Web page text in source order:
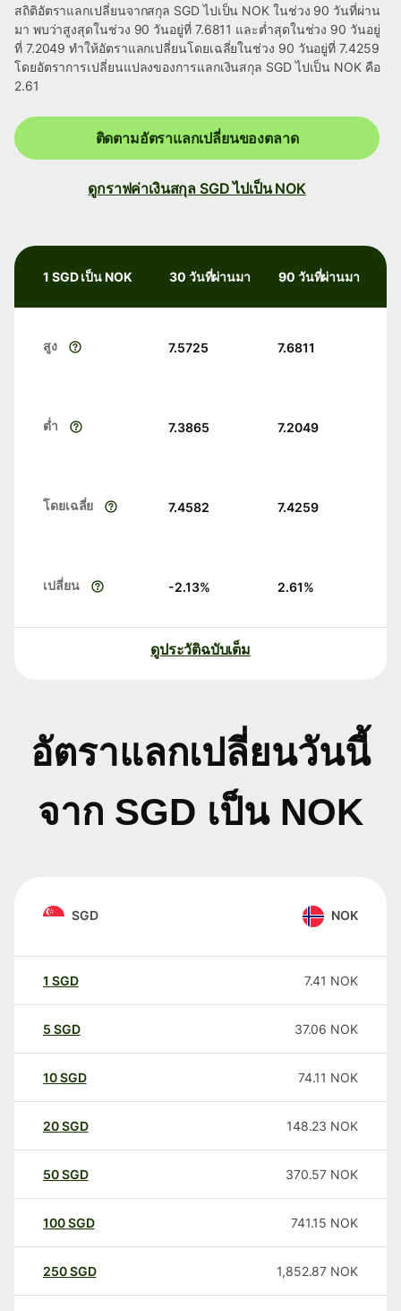
สถิติอัตราแลกเปลี่ยนจากสกุล SGD ไปเป็น NOK ในช่วง 90 วันที่ผ่าน
มา พบว่าสูงสุดในช่วง 90 วันอยู่ที่ 7.6811 และต่ำสุดในช่วง 90 วันอยู่
ที่ 7.2049 ทำให้อัตราแลกเปลี่ยนโดยเฉลี่ยในช่วง 90 วันอยู่ที่ 7.4259
โดยอัตราการเปลี่ยนแปลงของการแลกเงินสกุล SGD ไปเป็น NOK คือ
2.61
ติดตามอัตราแลกเปลี่ยนของตลาด
ดูกราฟค่าเงินสกุล SGD ไปเป็น NOK
1 SGD เป็น NOK 30 วันที่ผ่านมา 90 วันที่ผ่านมา
สูง 7.5725 7.6811
ต่ำ 7.3865 7.2049
โดยเฉลี่ย 7.4582 7.4259
เปลี่ยน -2.13% 2.61%
ดูประวัติฉบับเต็ม
อัตราแลกเปลี่ยนวันนี้
จาก SGD เป็น NOK
SGD NOK
1 SGD 7.41 NOK
5 SGD 37.06 NOK
10SGD 74.11 NOK
20SGD 148.23 NOK
50SGD 370.57 NOK
100SGD 741.15 NOK
250SGD 1,852.87 NOK